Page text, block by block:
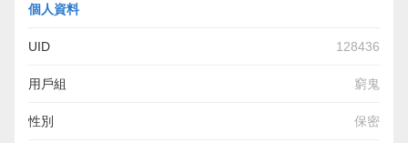
個人資料
UID 128436
用戶組 窮鬼
性別 保密